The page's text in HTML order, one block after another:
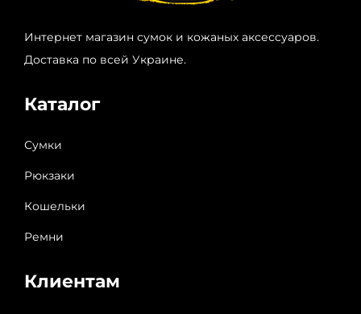
Интернет магазин сумок и кожаных аксессуаров.
Доставка по всей Украине.
Каталог
Сумки
Рюкзаки
Кошельки
Ремни
Клиентам